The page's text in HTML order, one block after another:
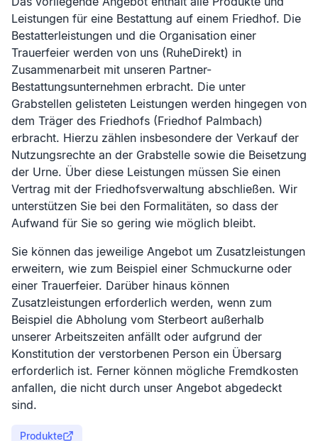
Leistungen für eine Bestattung auf einem Friedhof. Die
Bestatterleistungen und die Organisation einer
Trauerfeier werden von uns (RuheDirekt) in
Zusammenarbeit mit unseren Partner-
Bestattungsunternehmen erbracht. Die unter
Grabstellen gelisteten Leistungen werden hingegen von
dem Träger des Friedhofs (Friedhof Palmbach)
erbracht. Hierzu zählen insbesondere der Verkauf der
Nutzungsrechte an der Grabstelle sowie die Beisetzung
der Urne. Über diese Leistungen müssen Sie einen
Vertrag mit der Friedhofsverwaltung abschließen. Wir
unterstützen Sie bei den Formalitäten, so dass der
Aufwand für Sie so gering wie möglich bleibt.
Sie können das jeweilige Angebot um Zusatzleistungen
erweitern, wie zum Beispiel einer Schmuckurne oder
einer Trauerfeier. Darüber hinaus können
Zusatzleistungen erforderlich werden, wenn zum
Beispiel die Abholung vom Sterbeort außerhalb
unserer Arbeitszeiten anfällt oder aufgrund der
Konstitution der verstorbenen Person ein Übersarg
erforderlich ist. Ferner können mögliche Fremdkosten
anfallen, die nicht durch unser Angebot abgedeckt
sind.
Produkte